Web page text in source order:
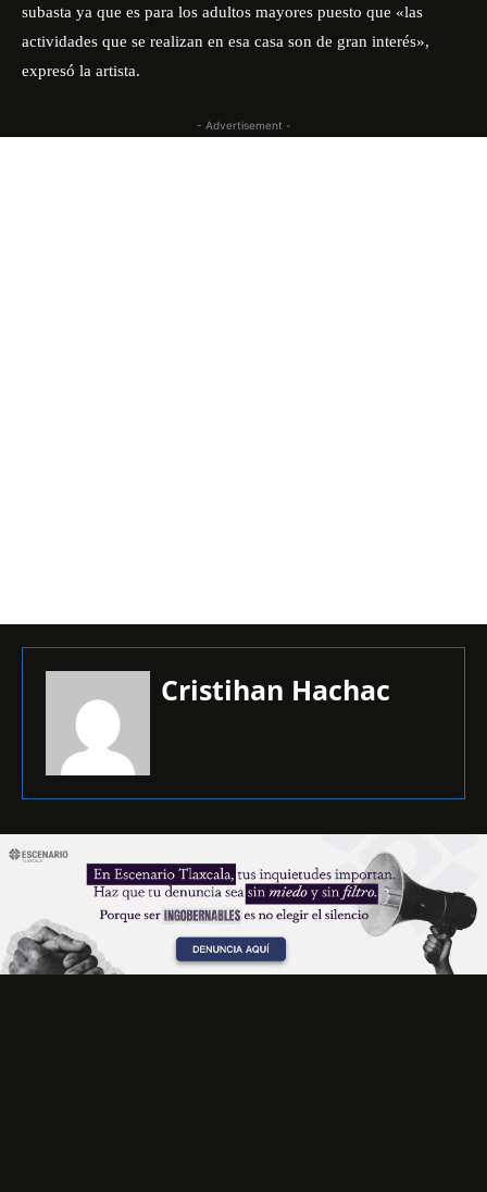
subasta ya que es para los adultos mayores puesto que «las
actividades que se realizan en esa casa son de gran interés»,
expresó la artista.
- Advertisement -
Cristihan Hachac